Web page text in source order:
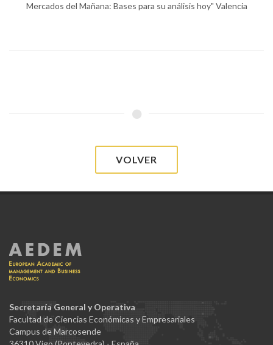
Mercados del Mañana: Bases para su análisis hoy" Valencia
VOLVER
Secretaría General y Operativa
Facultad de Ciencias Económicas y Empresariales
Campus de Marcosende